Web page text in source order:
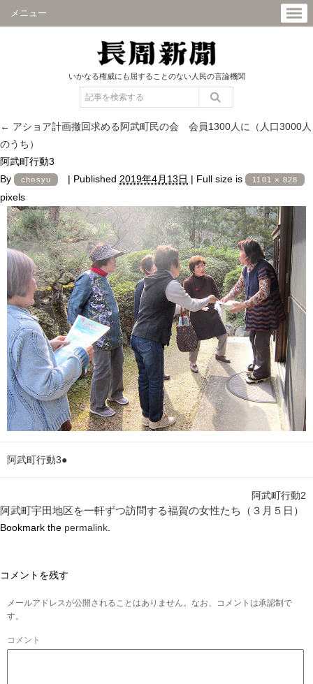
メニュー
いかなる権威にも屈することのない人民の言論機関
← アショア計画撤回求める阿武町民の会 会員1300人に（人口3000人
のうち）
阿武町行動3
By
chosyu | Published 2019年4月13日 | Full size is 1101 × 828
pixels
阿武町行動3●
阿武町行動2
阿武町宇田地区を一軒ずつ訪問する福賀の女性たち（３月５日）
Bookmark the permalink
コメントを残す
メールアドレスが公開されることはありません。なお、コメントは承認制で
す。
コメント